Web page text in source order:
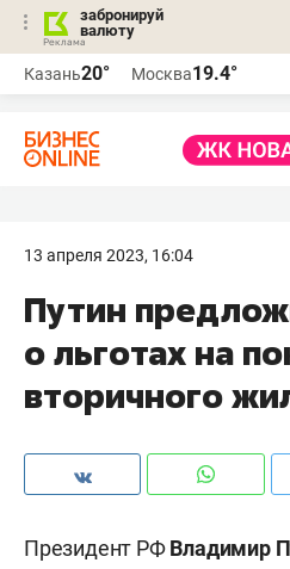
забронируй
валюту
Казань20° Москва19.4°
13 апреля 2023, 16:04
Путин
о льготах на
вторичного
Президент РФВладимир